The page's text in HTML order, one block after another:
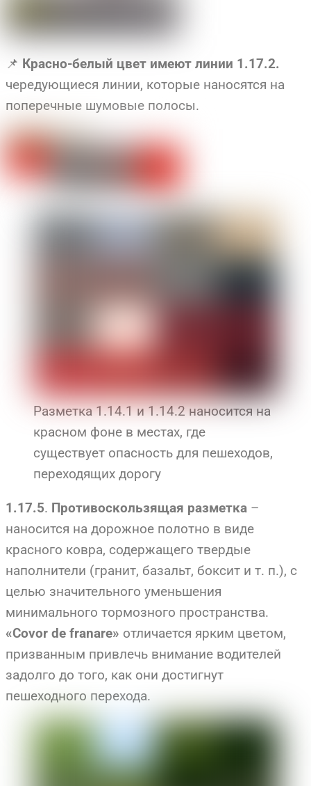
📌 Красно-белый цвет имеют линии 1.17.2.
чередующиеся линии, которые наносятся на
поперечные шумовые полосы.
Разметка 1.14.1 и 1.14.2 наносится на
красном фоне в местах, где
существует опасность для пешеходов,
переходящих дорогу
1.17.5. Противоскользящая разметка –
наносится на дорожное полотно в виде
красного ковра, содержащего твердые
наполнители (гранит, базальт, боксит и т. п.), с
целью значительного уменьшения
минимального тормозного пространства.
«Сovor de franare» отличается ярким цветом,
призванным привлечь внимание водителей
задолго до того, как они достигнут
пешеходного перехода.